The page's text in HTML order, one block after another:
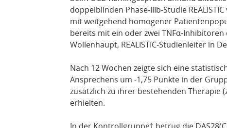
doppelblinden Phase-IIIb-Studie
mit weitgehend homogener
bereits mit ein oder zwei TNFα-
Wollenhaupt, REALISTIC-Studienleiter in
Nach 12 Wochen zeigte sich eine
Ansprechens um -1,75 Punkte in der
zusätzlich zu ihrer bestehenden Therapie
erhielten.